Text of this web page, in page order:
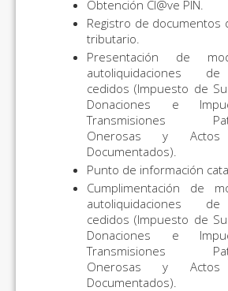
Obtención Cl@ve PIN.
Registro de documentos
tributario.
Presentación de
autoliquidaciones
cedidos (Impuesto de
Donaciones e
Transmisiones
Onerosas y Actos
Documentados).
Punto de información
Cumplimentación de
autoliquidaciones
cedidos (Impuesto de
Donaciones e
Transmisiones
Onerosas y Actos
Documentados).